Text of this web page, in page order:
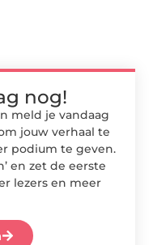
nog!
meld je vandaag
jouw verhaal te
podium te geven.
en zet de eerste
lezers en meer